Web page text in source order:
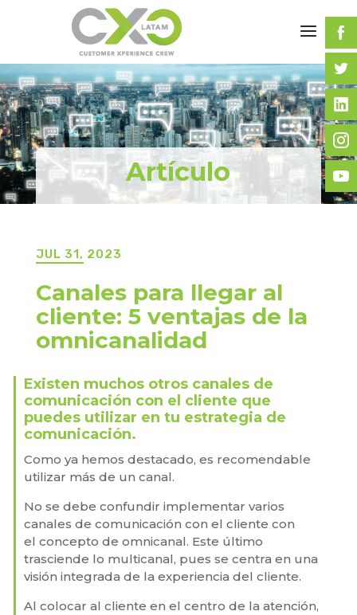
Artículo
JUL 31, 2023
Canales para llegar al
cliente: 5 ventajas de la
omnicanalidad
Existen muchos otros canales de
comunicación con el cliente que
puedes utilizar en tu estrategia de
comunicación.
Como ya hemos destacado, es recomendable
utilizar más de un canal.
No se debe confundir implementar varios
canales de comunicación con el cliente con
el concepto de omnicanal. Este último
trasciende lo multicanal, pues se centra en una
visión integrada de la experiencia del cliente.
Al colocar al cliente en el centro de la atención,